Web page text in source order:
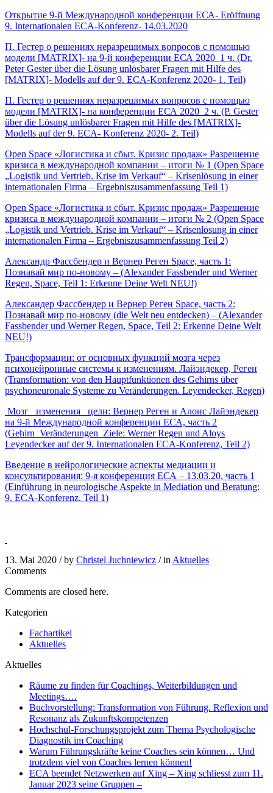
Открытие 9-й Международной конференции ЕСА- Eröffnung
9. Internationalen ECA-Konferenz- 14.03.2020
П. Гестер о решениях неразрешимых вопросов с помощью
модели [MATRIX]- на 9-й конференции ЕСА 2020_1 ч. (Dr.
Peter Gester über die Lösung unlösbarer Fragen mit Hilfe des
[MATRIX]- Modells auf der 9. ECA-Konferenz 2020- 1. Teil)
П. Гестер о решениях неразрешимых вопросов с помощью
модели [MATRIX]- на конференции ЕСА 2020_2 ч. (P. Gester
über die Lösung unlösbarer Fragen mit Hilfe des [MATRIX]-
Modells auf der 9. ECA- Konferenz 2020- 2. Teil)
Open Space «Логистика и сбыт. Кризис продаж» Разрешение
кризиса в международной компании – итоги № 1 (Open Space
„Logistik und Vertrieb. Krise im Verkauf“ – Krisenlösung in einer
internationalen Firma – Ergebniszusammenfassung Teil 1)
Open Space «Логистика и сбыт. Кризис продаж» Разрешение
кризиса в международной компании – итоги № 2 (Open Space
„Logistik und Vertrieb. Krise im Verkauf“ – Krisenlösung in einer
internationalen Firma – Ergebniszusammenfassung Teil 2)
Александр Фассбендер и Вернер Реген Space, часть 1:
Познавай мир по-новому – (Alexander Fassbender und Werner
Regen, Space, Teil 1: Erkenne Deine Welt NEU!)
Александер Фассбендер и Вернер Реген Space, часть 2:
Познавай мир по-новому (die Welt neu entdecken) – (Alexander
Fassbender und Werner Regen, Space, Teil 2: Erkenne Deine Welt
NEU!)
Трансформации: от основных функций мозга через
психонейронные системы к изменениям. Лайэндекер, Реген
(Transformation: von den Hauptfunktionen des Gehirns über
psychoneuronale Systeme zu Veränderungen. Leyendecker, Regen)
Мозг_ изменения_ цели: Вернер Реген и Алоис Лайэндекер
на 9-й Международной конференции ЕСА, часть 2
(Gehirn_Veränderungen_Ziele: Werner Regen und Aloys
Leyendecker auf der 9. Internationalen ECA-Konferenz, Teil 2)
Введение в нейрологические аспекты медиации и
консультирования: 9-я конференция ЕСА – 13.03.20, часть 1
(Einführung in neurologische Aspekte in Mediation und Beratung:
9. ECA-Konferenz, Teil 1)
13. Mai 2020 /by Christel Juchniewicz / in Aktuelles
Comments
Comments are closed here.
Kategorien
Fachartikel
Aktuelles
Aktuelles
Räume zu finden für Coachings, Weiterbildungen und
Meetings….
Buchvorstellung: Transformation von Führung. Reflexion und
Resonanz als Zukunftskompetenzen
Hochschul-Forschungsprojekt zum Thema Psychologische
Diagnostik im Coaching
Warum Führungskräfte keine Coaches sein können… Und
trotzdem viel von Coaches lernen können!
ECA beendet Netzwerken auf Xing – Xing schliesst zum 11.
Januar 2023 seine Gruppen –